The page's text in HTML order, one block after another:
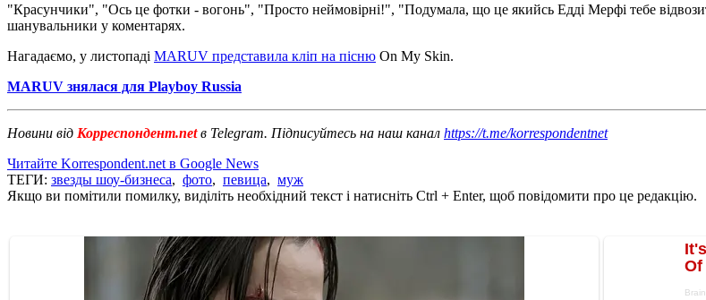
"Красунчики", "Ось це фотки - вогонь", "Просто неймовірні!", "Подумала, що це якийсь Едді Мерфі тебе
шанувальники у коментарях.
Нагадаємо, у листопаді MARUV представила кліп на пісню On My Skin.
MARUV знялася для Playboy Russia
Новини від Корреспондент.netв Telegram. Підписуйтесь на наш канал https://t.me/korrespondentnet
Читайте Korrespondent.net в Google News
ТЕГИ: звезды шоу-бизнеса, фото, певица, муж
Якщо ви помітили помилку, виділіть необхідний текст і натисніть Ctrl + Enter, щоб повідомити про це редакцію.